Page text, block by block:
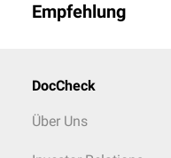
Empfehlung
DocCheck
Über Uns